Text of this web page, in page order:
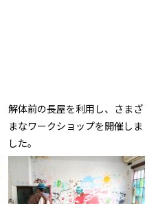
解体前の長屋を利用し、さまざ
まなワークショップを開催しま
した。